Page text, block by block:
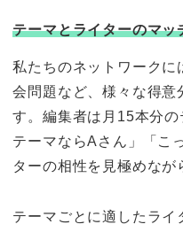
テーマとライターのマッ
私たちのネットワークに
会問題など、様々な得意
す。編集者は月15本分
テーマならAさん」「こ
ターの相性を見極めなが
テーマごとに適したライ